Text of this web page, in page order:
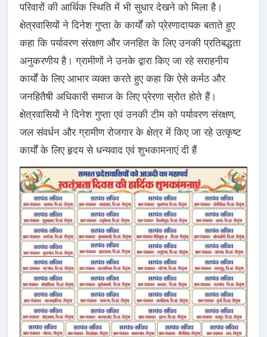
परिवारों की आर्थिक स्थिति में भी सुधार देखने को मिला है।
क्षेत्रवासियों ने दिनेश गुप्ता के कार्यों को प्रेरणादायक बताते हुए
कहा कि पर्यावरण संरक्षण और जनहित के लिए उनकी प्रतिबद्धता
अनुकरणीय है। ग्रामीणों ने उनके द्वारा किए जा रहे सराहनीय
कार्यों के लिए आभार व्यक्त करते हुए कहा कि ऐसे कर्मठ और
जनहितैषी अधिकारी समाज के लिए प्रेरणा स्रोत होते हैं।
क्षेत्रवासियों ने दिनेश गुप्ता एवं उनकी टीम को पर्यावरण संरक्षण,
जल संवर्धन और ग्रामीण रोजगार के क्षेत्र में किए जा रहे उत्कृष्ट
कार्यों के लिए हृदय से धन्यवाद एवं शुभकामनाएं दी हैं